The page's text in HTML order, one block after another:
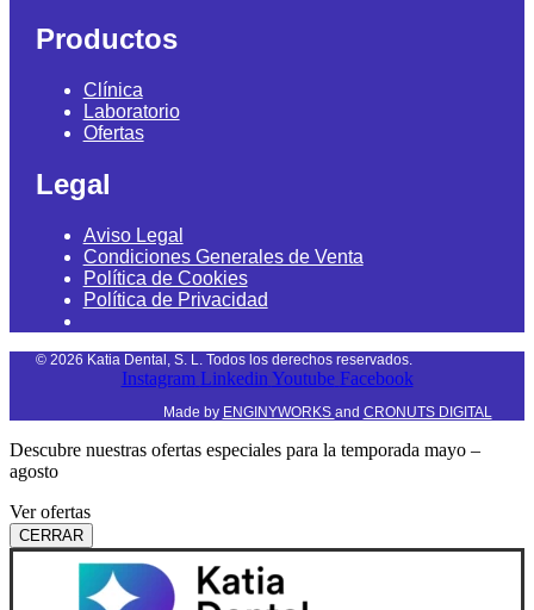
Productos
Clínica
Laboratorio
Ofertas
Legal
Aviso Legal
Condiciones Generales de Venta
Política de Cookies
Política de Privacidad
© 2026 Katia Dental, S. L. Todos los derechos reservados.
Instagram Linkedin Youtube Facebook
Made by ENGINYWORKS and CRONUTS DIGITAL
Descubre nuestras ofertas especiales para la temporada mayo –
agosto
Ver ofertas
CERRAR